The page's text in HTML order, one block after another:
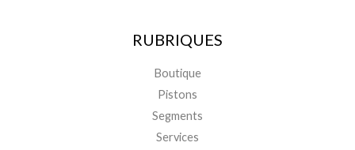
RUBRIQUES
Boutique
Pistons
Segments
Services